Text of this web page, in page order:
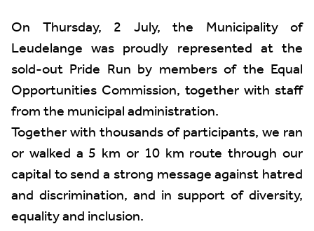
On Thursday, 2 July, the Municipality of
Leudelange was proudly represented at the
sold-out Pride Run by members of the Equal
Opportunities Commission, together with staff
from the municipal administration.
Together with thousands of participants, we ran
or walked a 5 km or 10 km route through our
capital to send a strong message against hatred
and discrimination, and in support of diversity,
equality and inclusion.